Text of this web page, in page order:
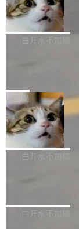
库继续执行。存储
样的次旗舰。
Z Flip8三款折叠屏
部搭载骁龙8 Elite
ltaDB 的核心思路
眼的位置：「
mits」——软件是
是把这段空隙补上
aDB 捕获 commit
SpaceXAI 单季
根据风险投资人
析）披露的最新分
微软同期总资本开
bet、微软以及
ceXAI的资金消耗
撑庞大支出的资金
貌。数据显示，微
白开水不加糖
一个在终端里运行
1.2，驱动这个
你可以用 curl -
sh | bash 安装一
代码、验证结果的
个主 agent 循环，
局
美团开源
准 AI 能力认知
机器出题的前提，
构建流程可以分为
白开水不加糖
库，并将作为
白开水不加糖